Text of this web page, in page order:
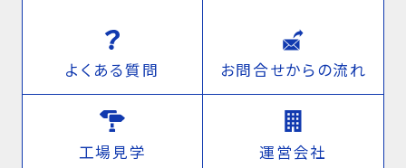
よくある質問 お問合せからの流れ
工場見学 運営会社